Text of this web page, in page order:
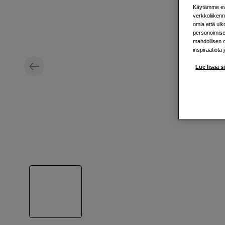
Käytämme
omia että
mahdollisen
inspiraatiota
Lue lisää